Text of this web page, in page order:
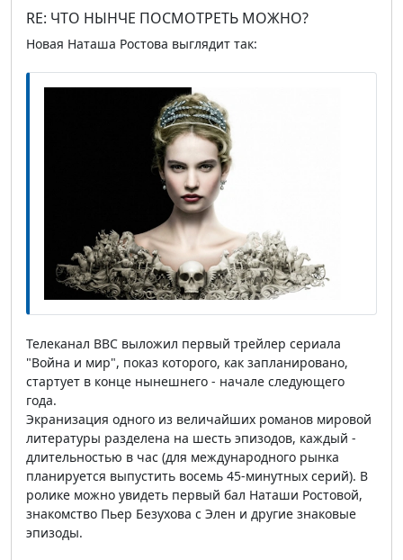
RE: ЧТО НЫНЧЕ ПОСМОТРЕТЬ МОЖНО?
Новая Наташа Ростова выглядит так:
Телеканал ВВС выложил первый трейлер сериала
"Война и мир", показ которого, как запланировано,
стартует в конце нынешнего - начале следующего
года.
Экранизация одного из величайших романов мировой
литературы разделена на шесть эпизодов, каждый -
длительностью в час (для международного рынка
планируется выпустить восемь 45-минутных серий). В
ролике можно увидеть первый бал Наташи Ростовой,
знакомство Пьер Безухова с Элен и другие знаковые
эпизоды.